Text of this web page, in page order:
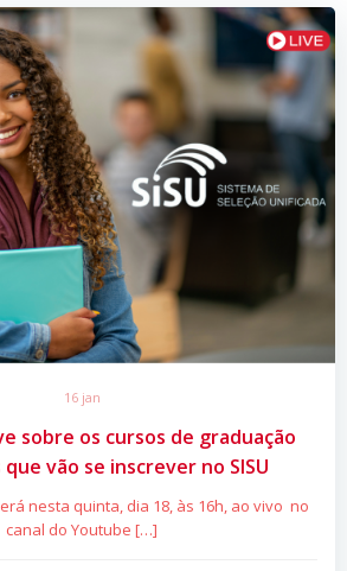
16 jan
sobre os cursos de graduação
vão se inscrever no SISU
nesta quinta, dia 18, às 16h, ao vivo no
canal do Youtube […]